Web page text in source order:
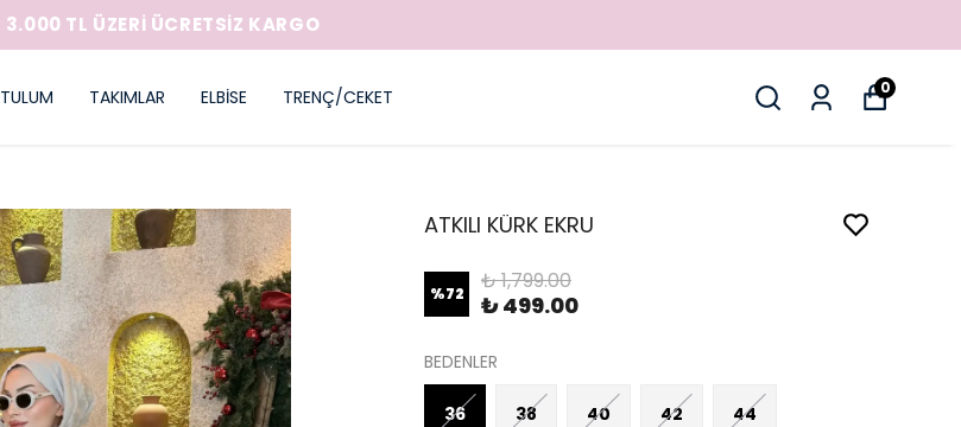
3.000 TL ÜZERİ ÜCRETSİZ KARGO
TULUM TAKIMLAR ELBİSE TRENÇ/CEKET 0
ATKILI KÜRK EKRU
%72 ₺ 1,799.00
₺ 499.00
BEDENLER
36 38 40 42 44